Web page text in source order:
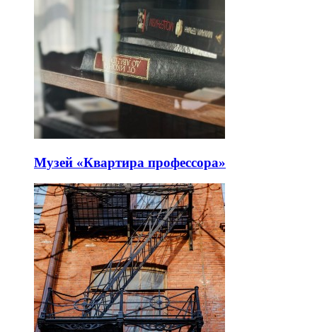
Музей «Квартира профессора»